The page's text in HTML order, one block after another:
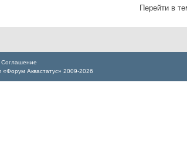
Перейти в
Соглашение
Аквастатус» 2009-2026